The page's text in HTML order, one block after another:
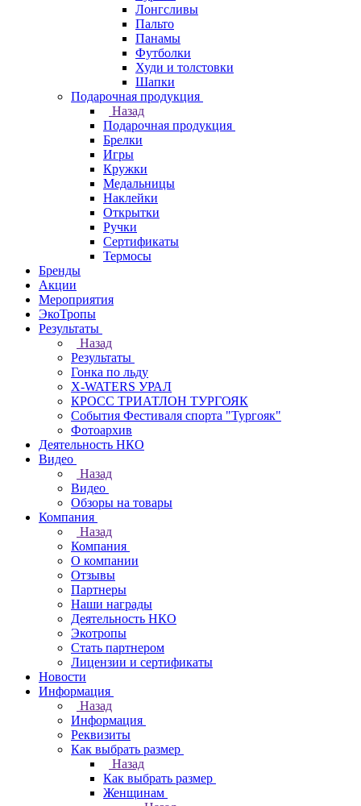
Лонгсливы
Пальто
Панамы
Футболки
Худи и толстовки
Шапки
Подарочная продукция
Назад
Подарочная продукция
Брелки
Игры
Кружки
Медальницы
Наклейки
Открытки
Ручки
Сертификаты
Термосы
Бренды
Акции
Мероприятия
ЭкоТропы
Результаты
Назад
Результаты
Гонка по льду
X-WATERS УРАЛ
КРОСС ТРИАТЛОН ТУРГОЯК
События Фестиваля спорта "Тургояк"
Фотоархив
Деятельность НКО
Видео
Назад
Видео
Обзоры на товары
Компания
Назад
Компания
О компании
Отзывы
Партнеры
Наши награды
Деятельность НКО
Экотропы
Стать партнером
Лицензии и сертификаты
Новости
Информация
Назад
Информация
Реквизиты
Как выбрать размер
Назад
Как выбрать размер
Женщинам